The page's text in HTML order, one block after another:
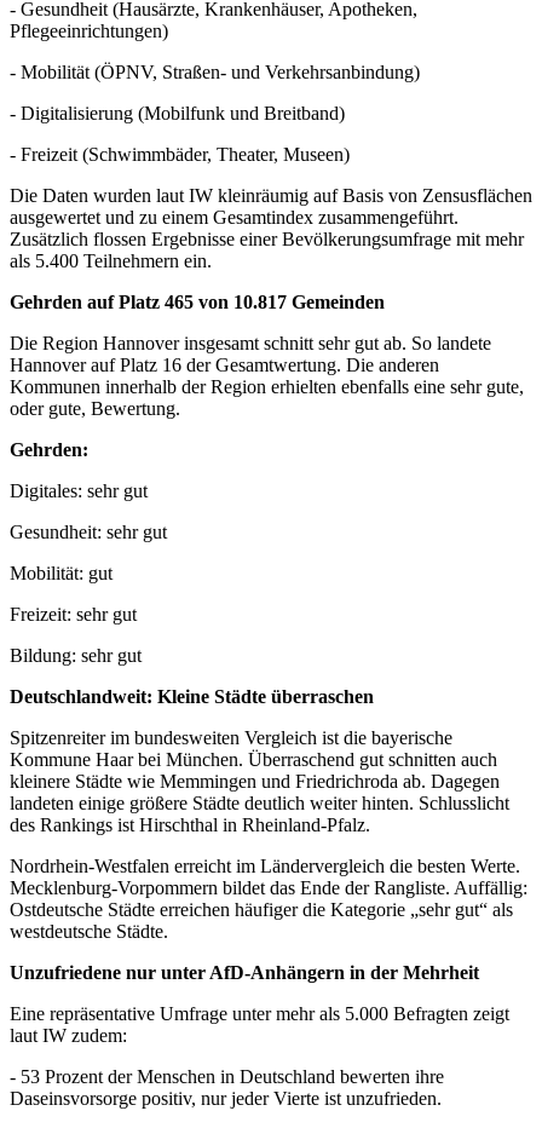
- Gesundheit (Hausärzte, Krankenhäuser, Apotheken,
Pflegeeinrichtungen)
- Mobilität (ÖPNV, Straßen- und Verkehrsanbindung)
- Digitalisierung (Mobilfunk und Breitband)
- Freizeit (Schwimmbäder, Theater, Museen)
Die Daten wurden laut IW kleinräumig auf Basis von Zensusflächen
ausgewertet und zu einem Gesamtindex zusammengeführt.
Zusätzlich flossen Ergebnisse einer Bevölkerungsumfrage mit mehr
als 5.400 Teilnehmern ein.
Gehrden auf Platz 465 von 10.817 Gemeinden
Die Region Hannover insgesamt schnitt sehr gut ab. So landete
Hannover auf Platz 16 der Gesamtwertung. Die anderen
Kommunen innerhalb der Region erhielten ebenfalls eine sehr gute,
oder gute, Bewertung.
Gehrden:
Digitales: sehr gut
Gesundheit: sehr gut
Mobilität: gut
Freizeit: sehr gut
Bildung: sehr gut
Deutschlandweit: Kleine Städte überraschen
Spitzenreiter im bundesweiten Vergleich ist die bayerische
Kommune Haar bei München. Überraschend gut schnitten auch
kleinere Städte wie Memmingen und Friedrichroda ab. Dagegen
landeten einige größere Städte deutlich weiter hinten. Schlusslicht
des Rankings ist Hirschthal in Rheinland-Pfalz.
Nordrhein-Westfalen erreicht im Ländervergleich die besten Werte.
Mecklenburg-Vorpommern bildet das Ende der Rangliste. Auffällig:
Ostdeutsche Städte erreichen häufiger die Kategorie „sehr gut“ als
westdeutsche Städte.
Unzufriedene nur unter AfD-Anhängern in der Mehrheit
Eine repräsentative Umfrage unter mehr als 5.000 Befragten zeigt
laut IW zudem:
- 53 Prozent der Menschen in Deutschland bewerten ihre
Daseinsvorsorge positiv, nur jeder Vierte ist unzufrieden.